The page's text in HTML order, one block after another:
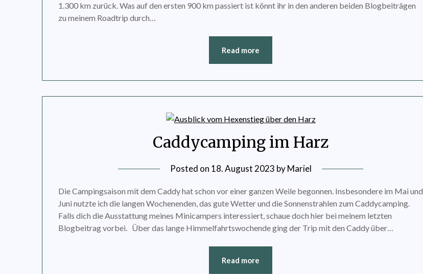
1.300 km zurück. Was auf den ersten 900 km passiert ist könnt ihr in den anderen beiden Blogbeiträgen
zu meinem Roadtrip durch…
Read more
Caddycamping im Harz
Posted on 18. August 2023 byMariel
Die Campingsaison mit dem Caddy hat schon vor einer ganzen Weile begonnen. Insbesondere im Mai und
Juni nutzte ich die langen Wochenenden, das gute Wetter und die Sonnenstrahlen zum Caddycamping.
Falls dich die Ausstattung meines Minicampers interessiert, schaue doch hier bei meinem letzten
Blogbeitrag vorbei. Über das lange Himmelfahrtswochende ging der Trip mit den Caddy über…
Read more